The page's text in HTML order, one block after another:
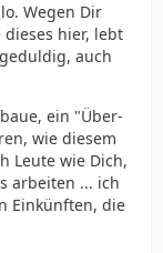
Wegen Dir
hier, lebt
auch
ein "Über-
wie diesem
Leute wie Dich,
arbeiten ... ich
Einkünften, die